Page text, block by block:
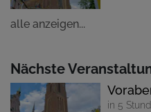
alle anzeigen...
Nächste
in 5